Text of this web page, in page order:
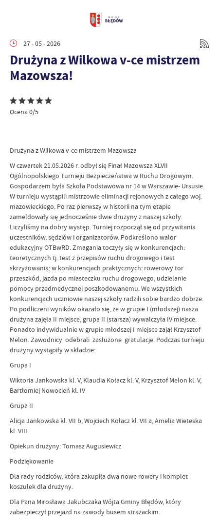
27 - 05 - 2026
Drużyna z Wilkowa v-ce mistrzem
Mazowsza!
Ocena 0/5
Drużyna z Wilkowa v-ce mistrzem Mazowsza
W czwartek 21.05.2026 r. odbył się Finał Mazowsza XLVII
Ogólnopolskiego Turnieju Bezpieczeństwa w Ruchu Drogowym.
Gospodarzem była Szkoła Podstawowa nr 14 w Warszawie- Ursusie.
W turnieju wystąpili mistrzowie eliminacji rejonowych z całego woj.
mazowieckiego. Po raz pierwszy w historii na tym etapie
zameldowały się jednocześnie dwie drużyny z naszej szkoły.
Liczyliśmy na dobry występ. Turniej rozpoczął się od przywitania
uczestników, sędziów i organizatorów. Podkreślono walor
edukacyjny OTBwRD. Zmagania toczyły się w konkurencjach:
teoretycznych tj. test z przepisów ruchu drogowego i test
skrzyżowania; w konkurencjach praktycznych: rowerowy tor
przeszkód, jazda po miasteczku ruchu drogowego, udzielanie
pomocy przedmedycznej poszkodowanemu. We wszystkich
konkurencjach uczniowie naszej szkoły radzili sobie bardzo dobrze.
Po podliczeni wyników okazało się, że w grupie I (młodszej) nasza
drużyna zajęła II miejsce, grupa II (starsza) wywalczyła IV miejsce.
Ponadto indywidualnie w grupie młodszej I miejsce zajął Krzysztof
Melon. Zawodnicy odebrali zasłużone gratulacje. Podczas turnieju
drużyny wystąpiły w składzie:
Grupa I
Wiktoria Jankowska kl. V, Klaudia Kołacz kl. V, Krzysztof Melon kl. V,
Bartłomiej Nowocień kl. IV
Grupa II
Alicja Jankowska kl. VII b, Wojciech Kołacz kl. VII a, Amelia Wieteska
kl. VIII.
Opiekun drużyny: Tomasz Augusiewicz
Podziękowanie
Dla rady rodziców, która zakupiła dwa nowe rowery i komplet
koszulek dla drużyny.
Dla Pana Mirosława Jakubczaka Wójta Gminy Błędów, który
zabezpieczył przejazd na zawody busem strażackim.